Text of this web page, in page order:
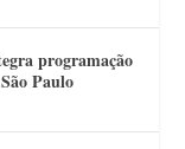
programação
Paulo